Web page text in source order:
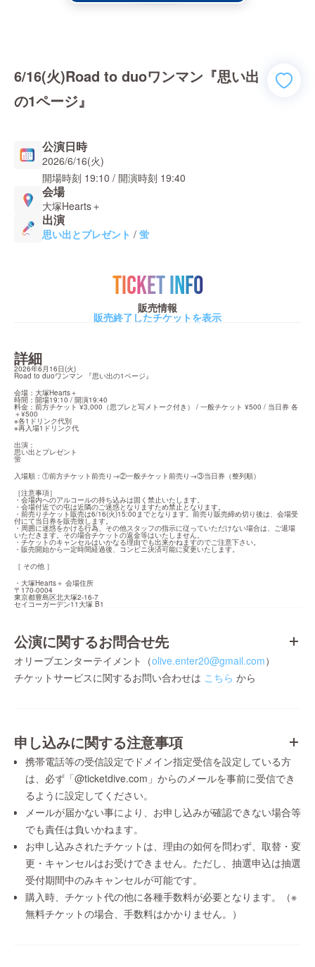
6/16(火)Road to duoワンマン『思い出
の1ページ』
公演日時
2026/6/16(火)
開場時刻 19:10 / 開演時刻 19:40
会場
大塚Hearts＋
出演
思い出とプレゼント / 蛍
TICKET INFO
販売情報
販売終了したチケットを表示
詳細
2026年6月16日(火)
Road to duoワンマン 『思い出の1ページ』
会場：大塚Hearts＋
時間：開場19:10 / 開演19:40
料金：前方チケット ¥3,000（思プレと写メトーク付き） / 一般チケット ¥500 / 当日券 各
＋¥500
※各1ドリンク代別
※再入場1ドリンク代
出演：
思い出とプレゼント
蛍
入場順：①前方チケット前売り→②一般チケット前売り→③当日券（整列順）
［注意事項］
・会場内へのアルコールの持ち込みは固く禁止いたします。
・会場付近での屯は近隣のご迷惑となりますため禁止となります。
・前売りチケット販売は6/16(火)15:00までとなります。前売り販売締め切り後は、会場受
付にて当日券を販売致します。
・周囲に迷惑をかける行為、その他スタッフの指示に従っていただけない場合は、ご退場
いただきます。その場合チケットの返金等はいたしません。
・チケットのキャンセルはいかなる理由でも出来かねますのでご注意下さい。
・販売開始から一定時間経過後、コンビニ決済可能に変更いたします。
［ その他 ］
・大塚Hearts＋ 会場住所
〒170-0004
東京都豊島区北大塚2-16-7
セイコーガーデン11大塚 B1
公演に関するお問合せ先
オリーブエンターテイメント（olive.enter20@gmail.com）
チケットサービスに関するお問い合わせは こちら から
申し込みに関する注意事項
携帯電話等の受信設定でドメイン指定受信を設定している方
は、必ず「@ticketdive.com」からのメールを事前に受信でき
るように設定してください。
メールが届かない事により、お申し込みが確認できない場合等
でも責任は負いかねます。
お申し込みされたチケットは、理由の如何を問わず、取替・変
更・キャンセルはお受けできません。ただし、抽選申込は抽選
受付期間中のみキャンセルが可能です。
購入時、チケット代の他に各種手数料が必要となります。（※
無料チケットの場合、手数料はかかりません。）